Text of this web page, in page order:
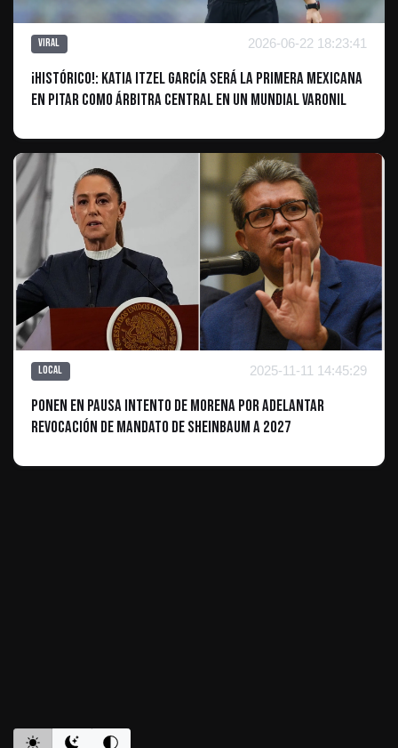
Viral 2026-06-22 18:23:41
¡Histórico!: Katia Itzel García será la primera mexicana
en pitar como árbitra central en un Mundial varonil
Local 2025-11-11 14:45:29
Ponen en pausa intento de Morena por adelantar
revocación de mandato de Sheinbaum a 2027